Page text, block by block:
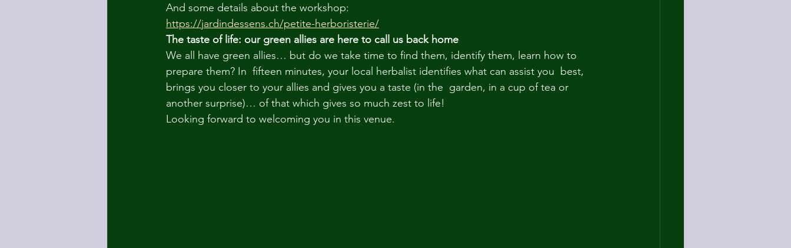
And some details about the workshop:
https://jardindessens.ch/petite-herboristerie/
The taste of life: our green allies are here to call us back home
We all have green allies… but do we take time to find them, identify them, learn how to
prepare them? In  fifteen minutes, your local herbalist identifies what can assist you  best,
brings you closer to your allies and gives you a taste (in the  garden, in a cup of tea or
another surprise)… of that which gives so much zest to life!
Looking forward to welcoming you in this venue.